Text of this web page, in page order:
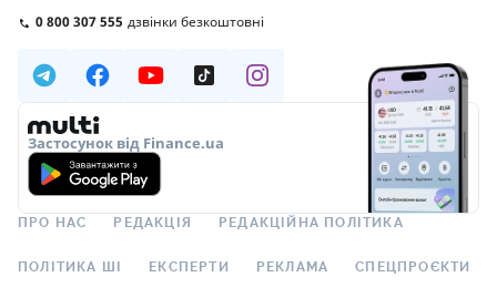
0 800 307 555 дзвінки безкоштовні
Застосунок від Finance.ua
ПРО НАС РЕДАКЦІЯ РЕДАКЦІЙНА ПОЛІТИКА
ПОЛІТИКА ШІ ЕКСПЕРТИ РЕКЛАМА СПЕЦПРОЄКТИ